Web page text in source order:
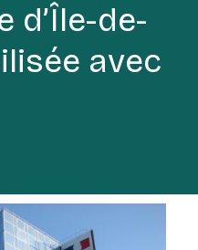
d’Île-de-
avec